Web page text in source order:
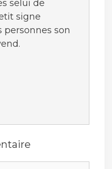
selui de
signe
personnes son